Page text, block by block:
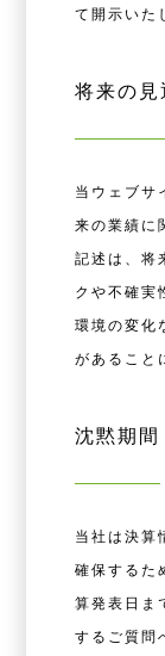
て開⽰いた
将来の⾒
当ウェブサ
来の業績に
記述は、将
クや不確実
環境の変化
があること
沈黙期間
当社は決算
確保するた
算発表⽇ま
するご質問